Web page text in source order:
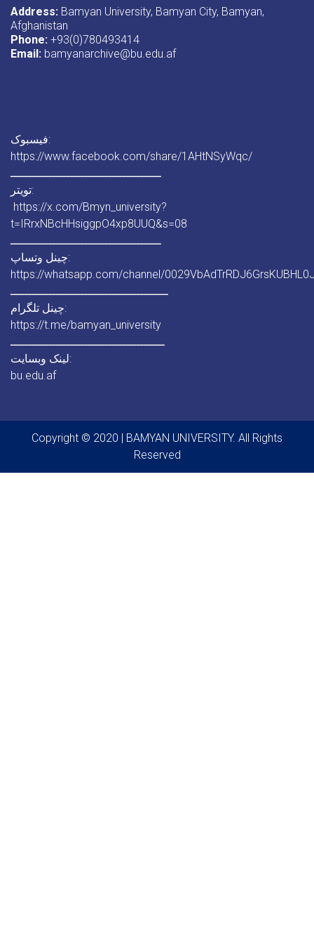
Address: Bamyan University, Bamyan City, Bamyan,
Afghanistan
Phone: +93(0)780493414
Email: bamyanarchive@bu.edu.af
فیسبوک:
https://www.facebook.com/share/1AHtNSyWqc/
ـــــــــــــــــــــــــــــــــــــــــــ
تویتر:
https://x.com/Bmyn_university?
t=IRrxNBcHHsiggpO4xp8UUQ&s=08
ـــــــــــــــــــــــــــــــــــــــــــ
چینل وتساپ:
https://whatsapp.com/channel/
ـــــــــــــــــــــــــــــــــــــــــــــ
چینل تلگرام:
https://t.me/bamyan_university
ــــــــــــــــــــــــــــــــــــــــــــ
لینک وبسایت:
bu.edu.af
Copyright © 2020 | BAMYAN UNIVERSITY. All Rights
Reserved